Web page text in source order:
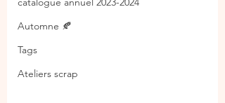
Automne 🍂
Tags
Ateliers scrap